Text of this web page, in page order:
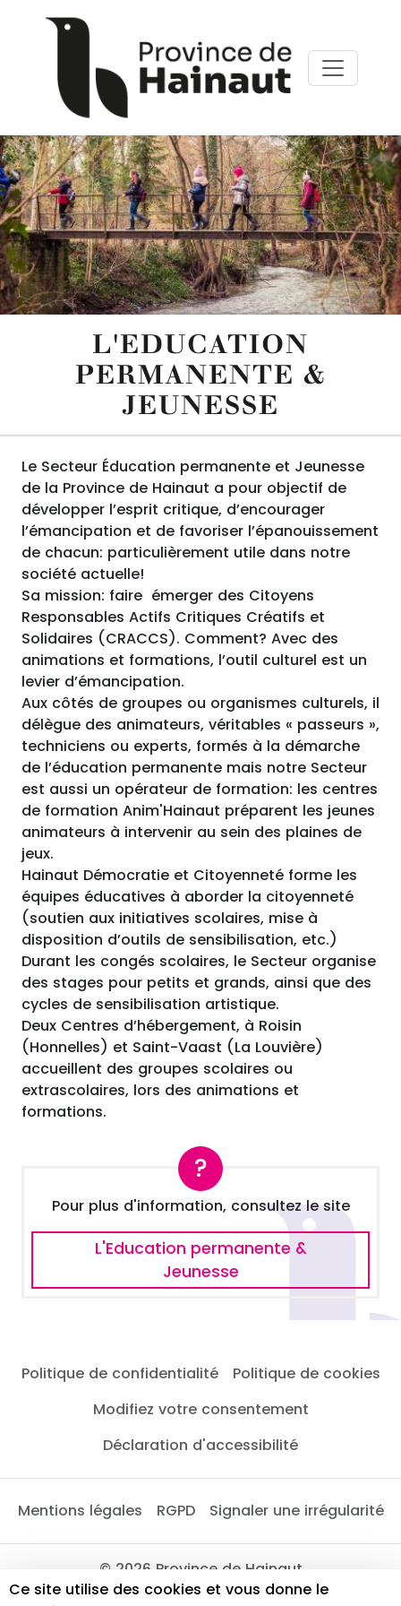
Panneau de gestion des cookies
Ce site utilise des cookies et vous donne le
L'EDUCATION
PERMANENTE &
JEUNESSE
Le Secteur Éducation permanente et Jeunesse
de la Province de Hainaut a pour objectif de
développer l’esprit critique, d’encourager
l’émancipation et de favoriser l’épanouissement
de chacun: particulièrement utile dans notre
société actuelle!
Sa mission: faire émerger des Citoyens
Responsables Actifs Critiques Créatifs et
Solidaires (CRACCS). Comment? Avec des
animations et formations, l’outil culturel est un
levier d’émancipation.
Aux côtés de groupes ou organismes culturels, il
délègue des animateurs, véritables « passeurs »,
techniciens ou experts, formés à la démarche
de l’éducation permanente mais notre Secteur
est aussi un opérateur de formation: les centres
de formation Anim'Hainaut préparent les jeunes
animateurs à intervenir au sein des plaines de
jeux.
Hainaut Démocratie et Citoyenneté forme les
équipes éducatives à aborder la citoyenneté
(soutien aux initiatives scolaires, mise à
disposition d’outils de sensibilisation, etc.)
Durant les congés scolaires, le Secteur organise
des stages pour petits et grands, ainsi que des
cycles de sensibilisation artistique.
Deux Centres d’hébergement, à Roisin
(Honnelles) et Saint-Vaast (La Louvière)
accueillent des groupes scolaires ou
extrascolaires, lors des animations et
formations.
Pour plus d'information, consultez le site
L'Education permanente &
Jeunesse
Politique de confidentialité
Politique de cookies
Modifiez votre consentement
Déclaration d'accessibilité
Mentions légales RGPD Signaler une irrégularité
© 2026 Province de Hainaut